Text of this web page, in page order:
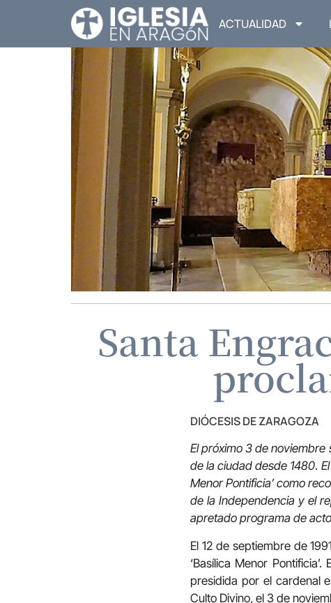
ACTUALIDAD
Santa
DIÓCESIS DE ZARAGOZA
El próximo 3 de
de la ciudad desde 1480.
Menor Pontificia’ como
de la Independencia y el
apretado programa de
El 12 de septiembre de
‘Basílica Menor
presidida por el cardenal
Culto Divino, el 3 de